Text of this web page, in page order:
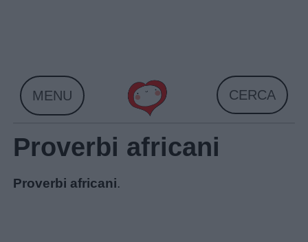
MENU CERCA
Proverbi africani
Proverbi africani.